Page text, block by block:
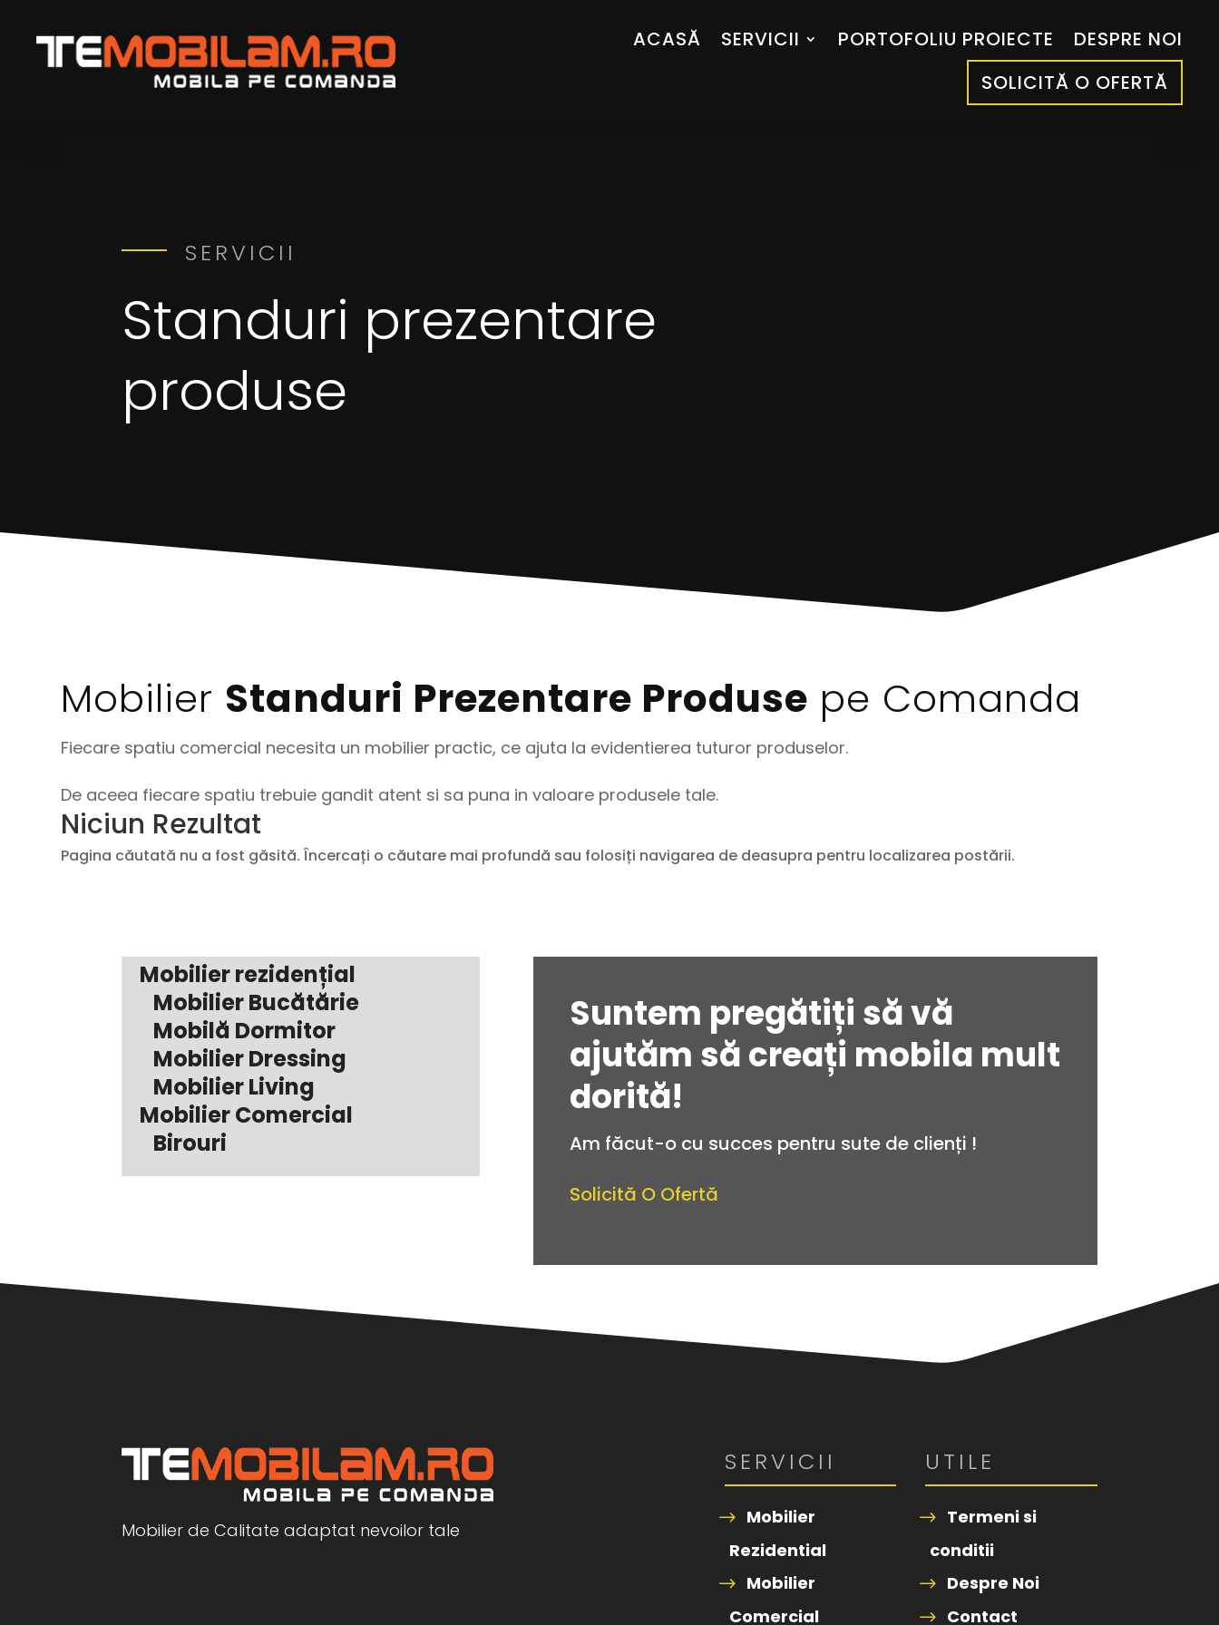
ACASĂ SERVICII PORTOFOLIU PROIECTE
DESPRE NOI
SOLICITĂ O OFERTĂ
SERVICII
Standuri prezentare
produse
Mobilier Standuri Prezentare Produse pe Comanda
Fiecare spatiu comercial necesita un mobilier practic, ce ajuta la evidentierea tuturor produselor.
De aceea fiecare spatiu trebuie gandit atent si sa puna in valoare produsele tale.
Niciun Rezultat
Pagina căutată nu a fost găsită. Încercați o căutare mai profundă sau folosiți navigarea de deasupra pentru localizarea postării.
Mobilier rezidențial
Mobilier Bucătărie
Mobilă Dormitor
Mobilier Dressing
Mobilier Living
Mobilier Comercial
Birouri
Suntem pregătiți să vă
ajutăm să creați mobila mult
dorită!
Am făcut-o cu succes pentru sute de clienți !
Solicită O Ofertă
Mobilier de Calitate adaptat nevoilor tale
SERVICII
Mobilier
Rezidential
Mobilier
Comercial
UTILE
Termeni si
conditii
Despre Noi
Contact